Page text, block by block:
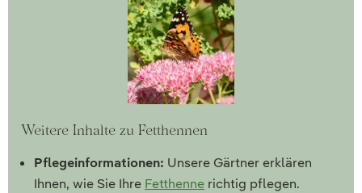
Weitere Inhalte zu Fetthennen
Pflegeinformationen: Unsere Gärtner erklären
Ihnen, wie Sie Ihre Fetthenne richtig pflegen.